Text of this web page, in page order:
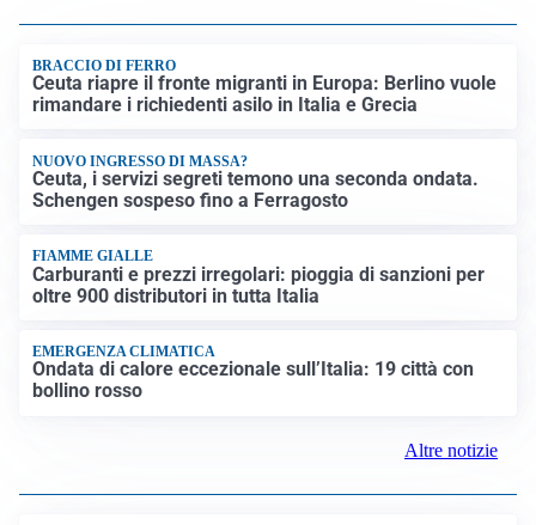
BRACCIO DI FERRO
Ceuta riapre il fronte migranti in Europa: Berlino vuole
rimandare i richiedenti asilo in Italia e Grecia
NUOVO INGRESSO DI MASSA?
Ceuta, i servizi segreti temono una seconda ondata.
Schengen sospeso fino a Ferragosto
FIAMME GIALLE
Carburanti e prezzi irregolari: pioggia di sanzioni per
oltre 900 distributori in tutta Italia
EMERGENZA CLIMATICA
Ondata di calore eccezionale sull’Italia: 19 città con
bollino rosso
Altre notizie